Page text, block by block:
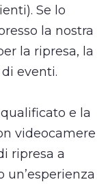
Se lo
la nostra
la ripresa, la
eventi.
e la
videocamere
ripresa a